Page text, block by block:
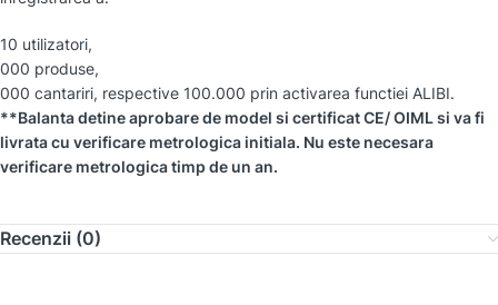
10 utilizatori,
000 produse,
000 cantariri, respective 100.000 prin activarea functiei ALIBI.
**Balanta detine aprobare de model si certificat CE/ OIML si va fi
livrata cu verificare metrologica initiala. Nu este necesara
verificare metrologica timp de un an.
Recenzii (0)